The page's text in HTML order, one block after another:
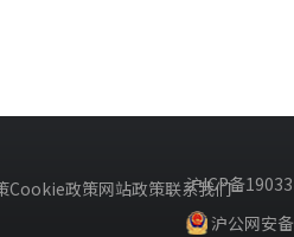
Cookie政策网站政策联系我们
沪ICP备
沪公网安